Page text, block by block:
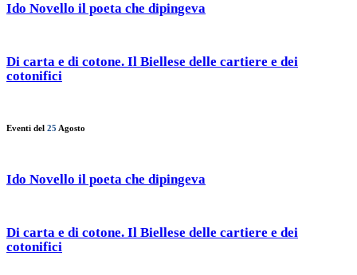
Ido Novello il poeta che dipingeva
Di carta e di cotone. Il Biellese delle cartiere e dei
cotonifici
Eventi del 25 Agosto
Ido Novello il poeta che dipingeva
Di carta e di cotone. Il Biellese delle cartiere e dei
cotonifici